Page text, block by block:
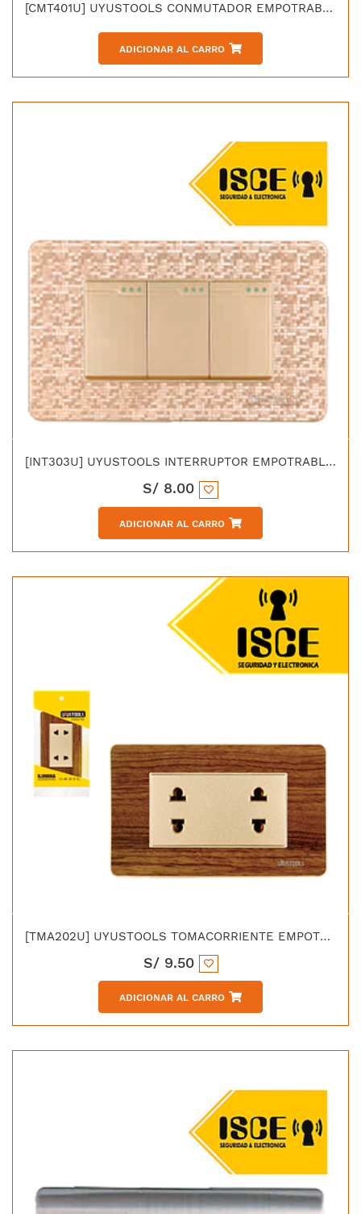
[CMT401U] UYUSTOOLS CONMUTADOR EMPOTRABLE DOBLE MULTIUSO ACERO INOX
ADICIONAR AL CARRO
[INT303U] UYUSTOOLS INTERRUPTOR EMPOTRABLE TRIPLE MOSAICO
S/ 8.00
ADICIONAR AL CARRO
[TMA202U] UYUSTOOLS TOMACORRIENTE EMPOTRABLE DOBLE MADERA
S/ 9.50
ADICIONAR AL CARRO